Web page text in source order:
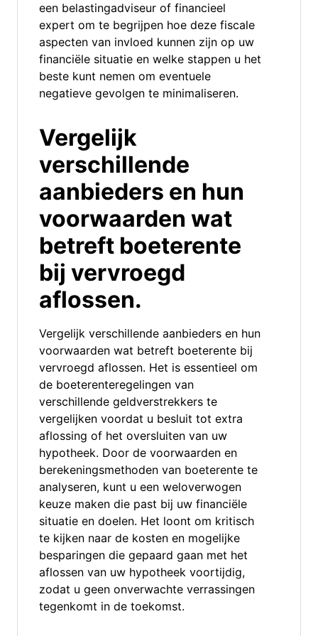
een belastingadviseur of financieel
expert om te begrijpen hoe deze fiscale
aspecten van invloed kunnen zijn op uw
financiële situatie en welke stappen u het
beste kunt nemen om eventuele
negatieve gevolgen te minimaliseren.
Vergelijk
verschillende
aanbieders en hun
voorwaarden wat
betreft boeterente
bij vervroegd
aflossen.
Vergelijk verschillende aanbieders en hun
voorwaarden wat betreft boeterente bij
vervroegd aflossen. Het is essentieel om
de boeterenteregelingen van
verschillende geldverstrekkers te
vergelijken voordat u besluit tot extra
aflossing of het oversluiten van uw
hypotheek. Door de voorwaarden en
berekeningsmethoden van boeterente te
analyseren, kunt u een weloverwogen
keuze maken die past bij uw financiële
situatie en doelen. Het loont om kritisch
te kijken naar de kosten en mogelijke
besparingen die gepaard gaan met het
aflossen van uw hypotheek voortijdig,
zodat u geen onverwachte verrassingen
tegenkomt in de toekomst.